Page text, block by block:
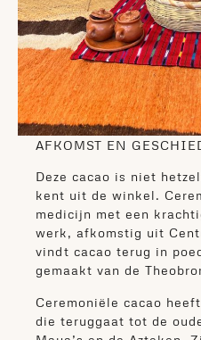
AFKOMST EN
Deze cacao is niet
kent uit de winkel.
medicijn met een
werk, afkomstig uit
vindt cacao terug in
gemaakt van de
Ceremoniële cacao
die teruggaat tot de